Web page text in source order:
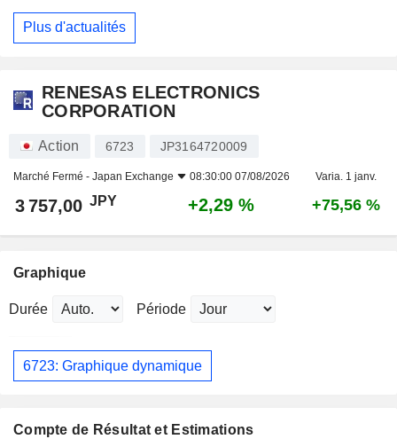
Plus d'actualités
RENESAS ELECTRONICS
CORPORATION
Action 6723 JP3164720009
Marché Fermé - Japan Exchange 08:30:00 07/08/2026 Varia. 1 janv.
3 757,00 JPY +2,29 % +75,56 %
Graphique
Durée Période
6723: Graphique dynamique
Compte de Résultat et Estimations